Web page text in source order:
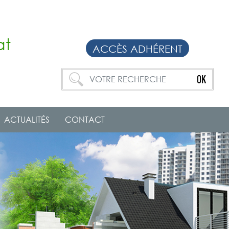
ACCÈS ADHÉRENT
ACTUALITÉS CONTACT